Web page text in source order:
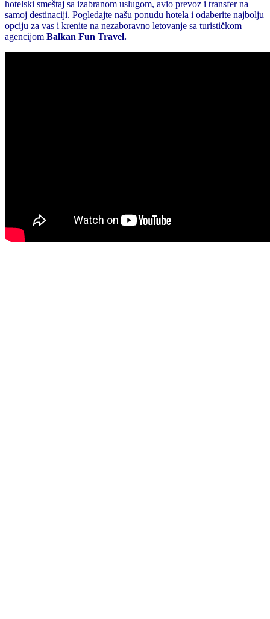
hotelski smeštaj sa izabranom uslugom, avio prevoz i transfer na
samoj destinaciji. Pogledajte našu ponudu hotela i odaberite najbolju
opciju za vas i krenite na nezaboravno letovanje sa turističkom
agencijom Balkan Fun Travel.